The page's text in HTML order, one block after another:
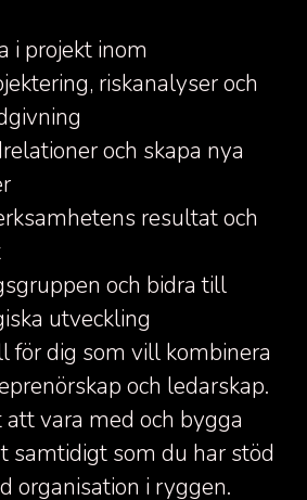
i projekt inom
riskanalyser och
och skapa nya
resultat och
och bidra till
utveckling
för dig som vill kombinera
och ledarskap.
vara med och bygga
samtidigt som du har stöd
organisation i ryggen.